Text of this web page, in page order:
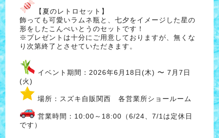
【夏のレトロセット】
飾っても可愛いラムネ瓶と、七夕をイメージした星の
形をしたこんぺいとうのセットです！
※プレゼントは十分にご用意しておりますが、無くな
り次第終了とさせていただきます。
イベント期間：2026年6月18日(木) 〜 7月7日
(火)
場所：スズキ自販関西 各営業所ショールーム
営業時間：10:00～18:00（6/24、7/1は定休日
です）